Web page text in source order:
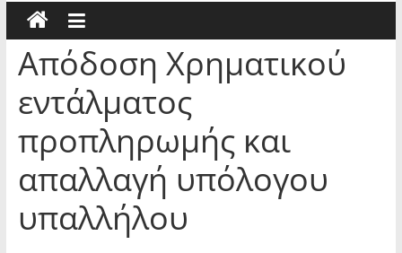
Απόδοση Χρηματικού
εντάλματος
προπληρωμής και
απαλλαγή υπόλογου
υπαλλήλου